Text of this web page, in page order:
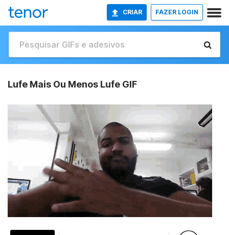
CRIAR FAZER LOGIN
Lufe Mais Ou Menos Lufe GIF